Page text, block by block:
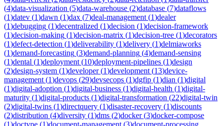
(4)data-visualization (5)data-warehouse (2)database (7)dataflows
(1)datev (1)dawn (1)dax (7)deal-management (1)dealer
(1)debugging (1)decentralized (1)decision (1)decision-framework
(1)decision-making (1)decision-matrix (1)decision-tree (1)decorators
(1)defect-detection (1)deliverability (1)delivery (1)delmiaworks
(1)demand-forecasting (3)demand-planning (4)demand-sensing
(1)dental (1)deployment (10)deployment-pipelines (1)design
(2)design-system (1)developer(1)development (13)device-
management (1)devops (29)devsecops (1)dgfip (1)dian (1)digital
(1)digital-adoption (1)digital-business (1)digital-health (1)digital-
maturity (1)digital-products (1)digital-transformation (22)digital-twin
(2)digital-twins (1)directquery (1)disaster-recovery (1)discounts
(2)distribution (4)diversity (1)dms (2)docker(3)docker-compose
(1)doctype (1)document-management (3)document-processing